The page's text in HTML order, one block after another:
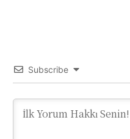
Subscribe